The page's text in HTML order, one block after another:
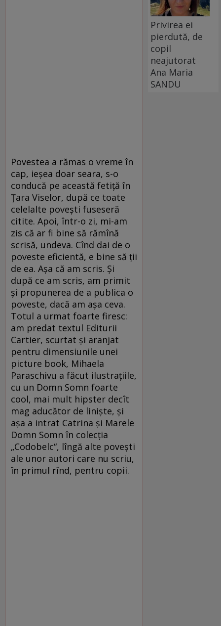
Povestea a rămas o vreme în
cap, ieșea doar seara, s-o
conducă pe această fetiță în
Țara Viselor, după ce toate
celelalte povești fuseseră
citite. Apoi, într-o zi, mi-am
zis că ar fi bine să rămînă
scrisă, undeva. Cînd dai de o
poveste eficientă, e bine să ții
de ea. Așa că am scris. Și
după ce am scris, am primit
și propunerea de a publica o
poveste, dacă am așa ceva.
Totul a urmat foarte firesc:
am predat textul Editurii
Cartier, scurtat și aranjat
pentru dimensiunile unei
picture book, Mihaela
Paraschivu a făcut ilustrațiile,
cu un Domn Somn foarte
cool, mai mult hipster decît
mag aducător de liniște, și
așa a intrat Catrina și Marele
Domn Somn în colecția
„Codobelc“, lîngă alte povești
ale unor autori care nu scriu,
în primul rînd, pentru copii.
Privirea ei
pierdută, de
copil
neajutorat
Ana Maria
SANDU